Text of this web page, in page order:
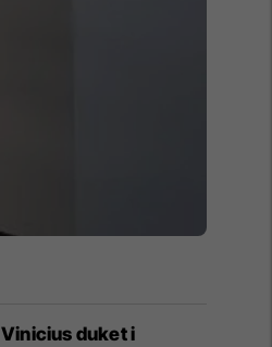
Vinicius duket i